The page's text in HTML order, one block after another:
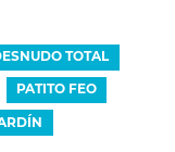
TOTAL
PATITO FEO